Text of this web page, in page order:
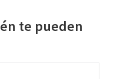
te pueden